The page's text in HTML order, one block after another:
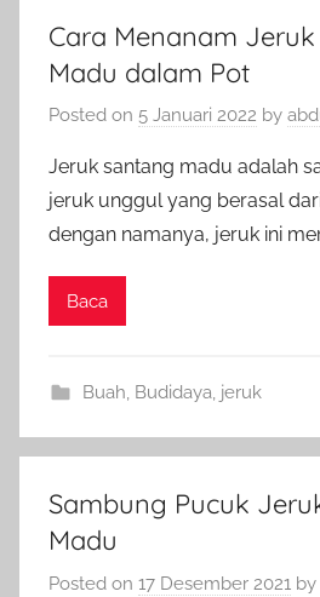
Cara Menanam
Madu dalam Pot
Posted on 5 Januari 2022 by
Jeruk santang madu adalah
jeruk unggul yang berasal
dengan namanya, jeruk ini
Baca
Buah, Budidaya, jeruk
Sambung Pucuk
Madu
Posted on 17 Desember 2021 by